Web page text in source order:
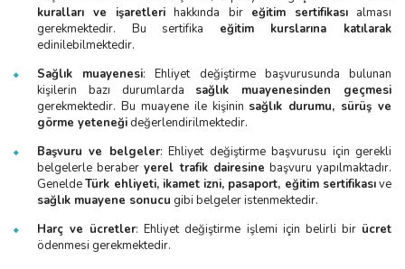
kuralları ve işaretleri hakkında bir eğitim sertifikasıalması
gerekmektedir. Bu sertifika eğitim kurslarına katılarak
edinilebilmektedir.
Sağlık muayenesi: Ehliyet değiştirme başvurusunda bulunan
kişilerin bazı durumlarda sağlık muayenesinden geçmesi
gerekmektedir. Bu muayene ile kişinin sağlık durumu, sürüş ve
görme yeteneğideğerlendirilmektedir.
Başvuru ve belgeler: Ehliyet değiştirme başvurusu için gerekli
belgelerle beraberyerel trafik dairesine başvuru yapılmaktadır.
GeneldeTürk ehliyeti, ikamet izni, pasaport, eğitim sertifikasıve
sağlık muayene sonucu gibi belgeler istenmektedir.
Harç ve ücretler: Ehliyet değiştirme işlemi için belirli bir ücret
ödenmesi gerekmektedir.